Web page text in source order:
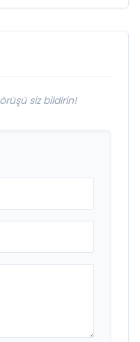
siz bildirin!